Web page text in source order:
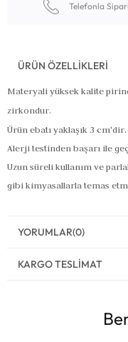
Telefonla
ÜRÜN ÖZELLIKLERI
Materyali yüksek kalite
zirkondur.
Ürün ebatı yaklaşık 3 cm'dir.
Alerji testinden başarı ile
Uzun süreli kullanım ve
gibi kimyasallarla temas
YORUMLAR(0)
KARGO TESLIMAT